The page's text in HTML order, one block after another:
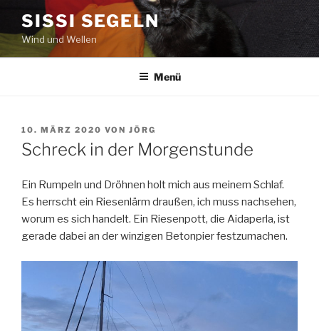
Inhalt
springen
SISSI SEGELN
Wind und Wellen
Menü
VERÖFFENTLICHT
AM
10. MÄRZ 2020 VON JÖRG
Schreck in der Morgenstunde
Ein Rumpeln und Dröhnen holt mich aus meinem Schlaf.
Es herrscht ein Riesenlärm draußen, ich muss nachsehen,
worum es sich handelt. Ein Riesenpott, die Aidaperla, ist
gerade dabei an der winzigen Betonpier festzumachen.